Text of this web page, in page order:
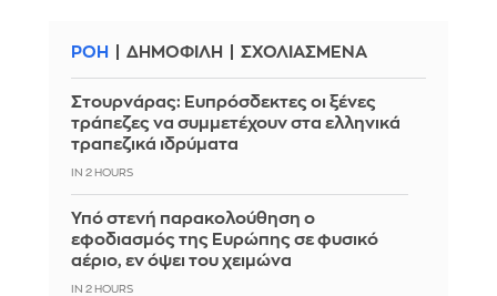
ΡΟΗ ΔΗΜΟΦΙΛΗ ΣΧΟΛΙΑΣΜΕΝΑ
Στουρνάρας: Ευπρόσδεκτες οι ξένες
τράπεζες να συμμετέχουν στα ελληνικά
τραπεζικά ιδρύματα
IN 2 HOURS
Υπό στενή παρακολούθηση ο
εφοδιασμός της Ευρώπης σε φυσικό
αέριο, εν όψει του χειμώνα
IN 2 HOURS